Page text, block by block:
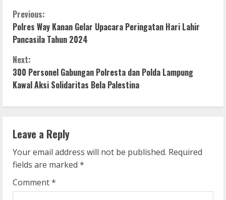
C
o
n
t
i
n
u
e
R
Previous:
Polres Way Kanan Gelar Upacara Peringatan Hari Lahir
Pancasila Tahun 2024
Next:
300 Personel Gabungan Polresta dan Polda Lampung
Kawal Aksi Solidaritas Bela Palestina
Leave a Reply
Your email address will not be published. Required
fields are marked *
Comment*